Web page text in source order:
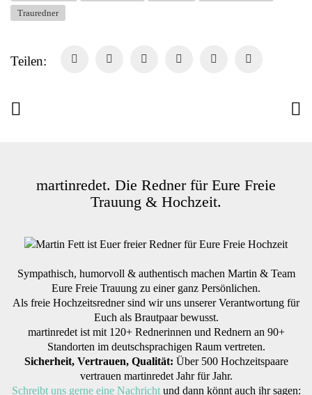
Trauredner
Teilen:
martinredet. Die Redner für Eure Freie
Trauung & Hochzeit.
Sympathisch, humorvoll & authentisch machen Martin & Team
Eure Freie Trauung zu einer ganz Persönlichen.
Als freie Hochzeitsredner sind wir uns unserer Verantwortung für
Euch als Brautpaar bewusst.
martinredet ist mit 120+ Rednerinnen und Rednern an 90+
Standorten im deutschsprachigen Raum vertreten.
Sicherheit, Vertrauen, Qualität: Über 500 Hochzeitspaare
vertrauen martinredet Jahr für Jahr.
Schreibt uns gerne eine Nachrichtund dann könnt auch ihr sagen: